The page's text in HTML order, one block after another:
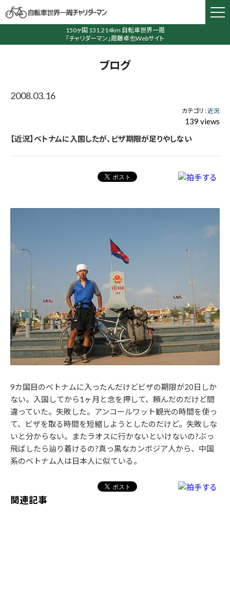
150ヶ国 131,214km 自転車世界一周
「チャリダーマン」周藤卓也Webサイト
ブログ
2008.03.16
カテゴリ :近況
139 views
【近況】ベトナムに入国したが、ビザ期限が足りやしない
9カ国目のベトナムに入ったんだけどビザの期限が20日しか
ない。入国してから1ヶ月と念を押して、頼んだのだけど間
違っていた。失敗した。アンコールワット観光の時間を使っ
て、ビザを取る時間を短縮しようとしたのだけど。失敗しな
いと分からない。またラオスに行かないといけないの?ぶっ
飛ばしたら辿り着けるの?真っ黒なカンボジア人から、中国
系のベトナム人は日本人に似ている。
関連記事